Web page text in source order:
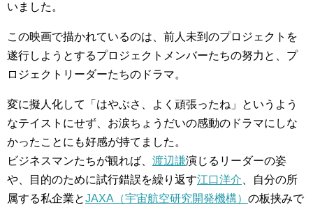
いました。
この映画で描かれているのは、前人未到のプロジェクトを
遂行しようとするプロジェクトメンバーたちの努力と、プ
ロジェクトリーダーたちのドラマ。
変に擬人化して「はやぶさ、よく頑張ったね」というよう
なテイストにせず、お涙ちょうだいの感動のドラマにしな
かったことにも好感が持てました。
ビジネスマンたちが観れば、 渡辺謙演じるリーダーの姿
や、目的のために試行錯誤を繰り返す江口洋介 、自分の所
属する私企業とJAXA（宇宙航空研究開発機構） の板挟みで